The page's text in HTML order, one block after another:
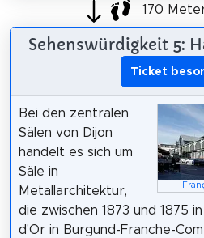
170
Sehenswürdigkeit 5:
Ticket
Bei den zentralen
Sälen von Dijon
handelt es sich um
Säle in
Metallarchitektur,
die zwischen 1873 und 1875
d'Or in Burgund-Franche-